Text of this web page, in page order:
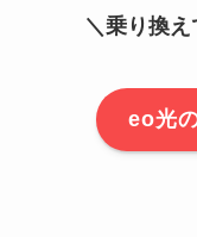
＼乗り換
eo光